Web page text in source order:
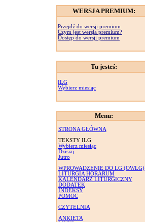
WERSJA PREMIUM:
Przejdź do wersji premium
Czym jest wersja premium?
Dostęp do wersji premium
Tu jesteś:
ILG
Wybierz miesiąc
Menu:
STRONA GŁÓWNA
TEKSTY ILG
Wybierz miesiąc
Dzisiaj
Jutro
WPROWADZENIE DO LG (OWLG)
LITURGIA HORARUM
KALENDARZ LITURGICZNY
DODATEK
INDEKSY
POMOC
CZYTELNIA
ANKIETA